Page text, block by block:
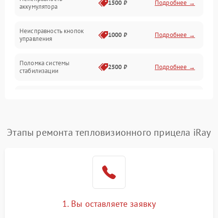
аккумулятора
1500 ₽ Подробнее →
Неисправность кнопок
управления
1000 ₽ Подробнее →
Поломка системы
стабилизации
2500 ₽ Подробнее →
Wi-Fi
1500 ₽ Подробнее →
2000 ₽
1500 ₽
Этапы ремонта тепловизионного прицела iRay
1. Вы оставляете заявку